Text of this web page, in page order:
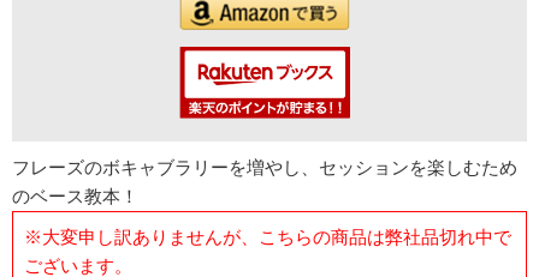
フレーズのボキャブラリーを増やし、セッションを楽しむため
のベース教本！
※大変申し訳ありませんが、こちらの商品は弊社品切れ中で
ございます。